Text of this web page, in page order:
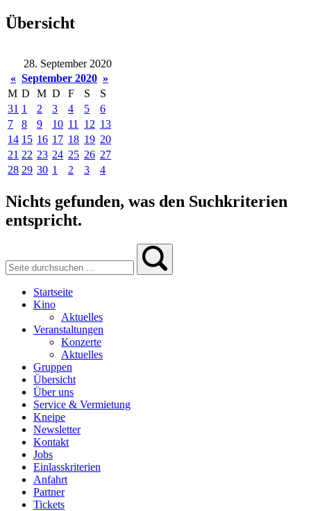
Übersicht
28. September 2020
« September 2020 »
M D M D F S
S
31 1 2 3 4 5
6
7
8 9 10 11 12 13
14 15 16 17 18 19 20
21 22 23 24 25 26 27
28 29 30 1 2 3 4
Nichts gefunden, was den Suchkriterien
entspricht.
Startseite
Kino
Aktuelles
Veranstaltungen
Konzerte
Aktuelles
Gruppen
Übersicht
Über uns
Service & Vermietung
Kneipe
Newsletter
Kontakt
Jobs
Einlasskriterien
Anfahrt
Partner
Tickets